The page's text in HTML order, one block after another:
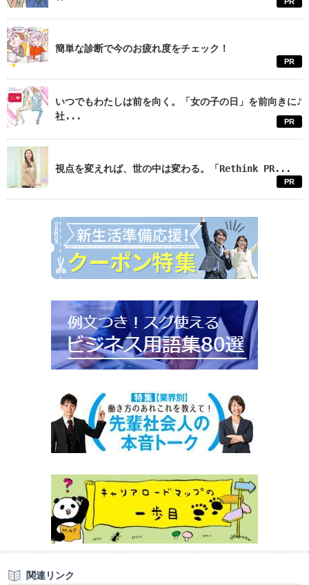
簡単な診断で今のお疲れ度をチェック！
PR
いつでもわたしは前を向く。「女の子の日」を前向きに♪
社...
PR
視点を変えれば、世の中は変わる。「Rethink PR...
PR
関連リンク